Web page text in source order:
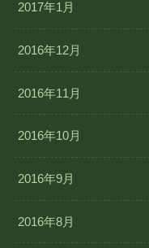
2017年1月
2016年12月
2016年11月
2016年10月
2016年9月
2016年8月